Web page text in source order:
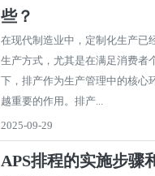
些？
在现代制造业中，定制化生产已
生产方式，尤其是在满足消费者
下，排产作为生产管理中的核心
越重要的作用。排产...
2025-09-29
APS排程的实施步骤